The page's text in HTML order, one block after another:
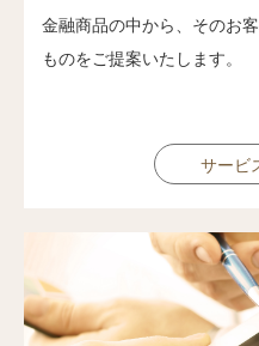
金融商品の中から、そのお
ものをご提案いたします。
サービ